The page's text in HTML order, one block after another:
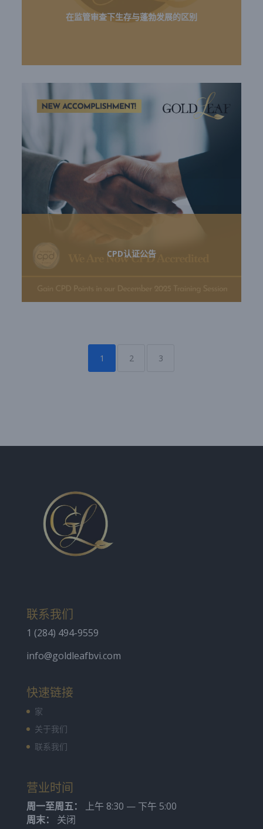
在监管审查下生存与蓬勃发展的区别
CPD认证公告
1 2 3
联系我们
1 (284) 494-9559
info@goldleafbvi.com
快速链接
家
关于我们
联系我们
营业时间
周一至周五：
上午 8:30 — 下午 5:00
周末：
关闭